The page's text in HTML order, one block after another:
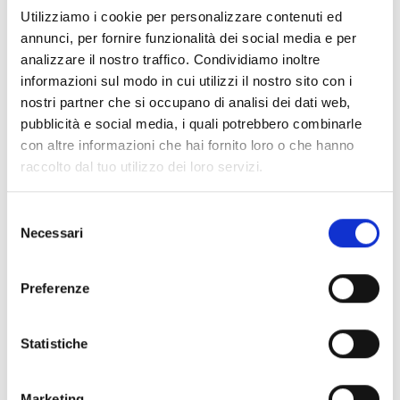
Utilizziamo i cookie per personalizzare contenuti ed
annunci, per fornire funzionalità dei social media e per
analizzare il nostro traffico. Condividiamo inoltre
informazioni sul modo in cui utilizzi il nostro sito con i
nostri partner che si occupano di analisi dei dati web,
pubblicità e social media, i quali potrebbero combinarle
con altre informazioni che hai fornito loro o che hanno
raccolto dal tuo utilizzo dei loro servizi.
delNecessari
Preferenze
Statistiche
Shipping and returns
Free shipping for orders over249,00 €
Customs taxes and duties are INCLUDED in the price in UK
and US.These costs are covered by B-Exit and depend
exclusively on the customs laws and regulations of your
country.
Find out how
Additional Information
Share